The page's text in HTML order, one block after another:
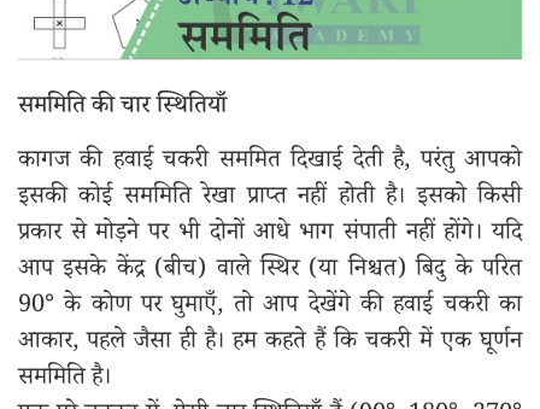
सममिति की चार स्थितियाँ
कागज की हवाई चकरी सममित दिखाई देती है, परंतु आपको
इसकी कोई सममिति रेखा प्राप्त नहीं होती है। इसको किसी
प्रकार से मोड़ने पर भी दोनों आधे भाग संपाती नहीं होंगे। यदि
आप इसके केंद्र (बीच) वाले स्थिर (या निश्चत) बिदु के परित
90° के कोण पर घुमाएँ, तो आप देखेंगे की हवाई चकरी का
आकार, पहले जैसा ही है। हम कहते हैं कि चकरी में एक घूर्णन
सममिति है।